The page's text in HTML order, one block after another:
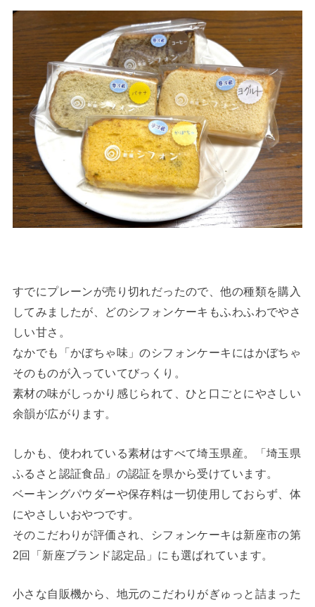
すでにプレーンが売り切れだったので、他の種類を購入
してみましたが、どのシフォンケーキもふわふわでやさ
しい甘さ。
なかでも「かぼちゃ味」のシフォンケーキにはかぼちゃ
そのものが入っていてびっくり。
素材の味がしっかり感じられて、ひと口ごとにやさしい
余韻が広がります。
しかも、使われている素材はすべて埼玉県産。「埼玉県
ふるさと認証食品」の認証を県から受けています。
ベーキングパウダーや保存料は一切使用しておらず、体
にやさしいおやつです。
そのこだわりが評価され、シフォンケーキは新座市の第
2回「新座ブランド認定品」にも選ばれています。
小さな自販機から、地元のこだわりがぎゅっと詰まった